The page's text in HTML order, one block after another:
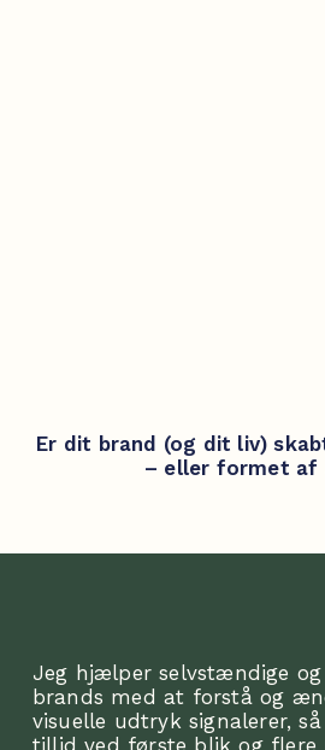
Er dit brand (og dit liv)
– eller formet af
Jeg hjælper selvstændige og
brands med at forstå og
visuelle udtryk signalerer,